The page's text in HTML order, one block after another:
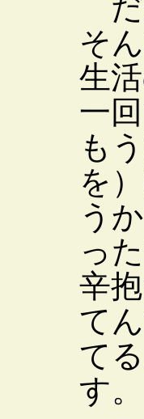
だ
そ
生
一
も
を
う
っ
辛
て
て
す。